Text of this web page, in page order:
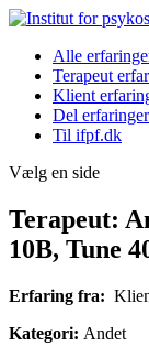
Alle
Terapeut
Klient
Del erfaringer
Til ifpf.dk
Vælg en side
Terapeut:
10B, Tune
Erfaring fra:
Kategori: Andet